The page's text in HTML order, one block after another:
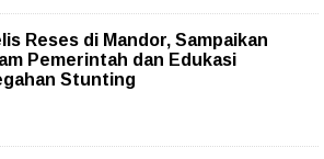
Reses di Mandor, Sampaikan
Pemerintah dan Edukasi
Stunting